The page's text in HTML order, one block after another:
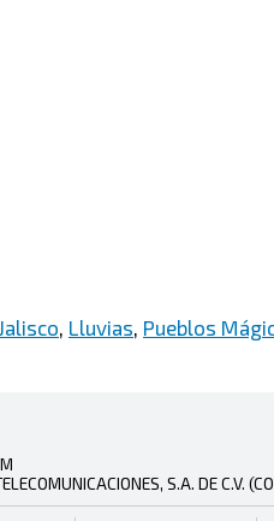
Jalisco Lluvias Pueblos
S.A. DE C.V.